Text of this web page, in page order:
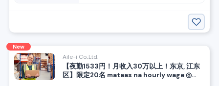
New
Aile-i Co.,Ltd.
【夜勤1533円！月收入30万以上！东京, 江东
区】限定20名 mataas na hourly wage ◎